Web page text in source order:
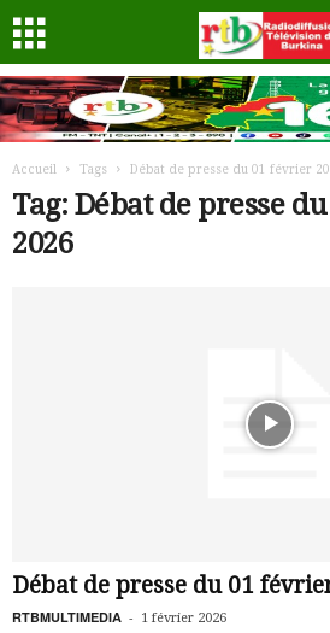
Accueil Tags Débat de presse du 01 février
Tag: Débat de presse
2026
Débat de presse du 01
RTBMULTIMEDIA - 1 février 2026